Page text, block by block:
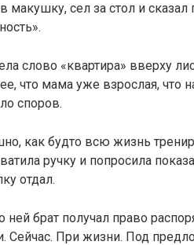
сел за стол и сказал
слово «квартира» вверху
что мама уже взрослая, что
споров.
как будто всю жизнь
ручку и попросила
отдал.
ней брат получал право
Сейчас. При жизни. Под